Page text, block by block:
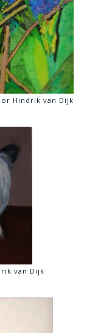
Hindrik van Dijk
van Dijk